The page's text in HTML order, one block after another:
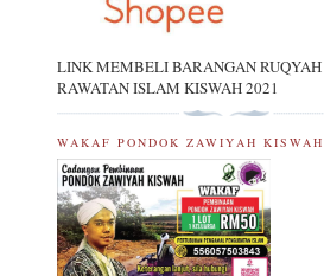
LINK MEMBELI BARANGAN RUQYAH
RAWATAN ISLAM KISWAH 2021
WAKAF PONDOK ZAWIYAH KISWAH